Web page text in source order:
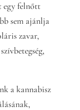
egy felnőtt
sem ajánlja
zavar,
a kannabisz